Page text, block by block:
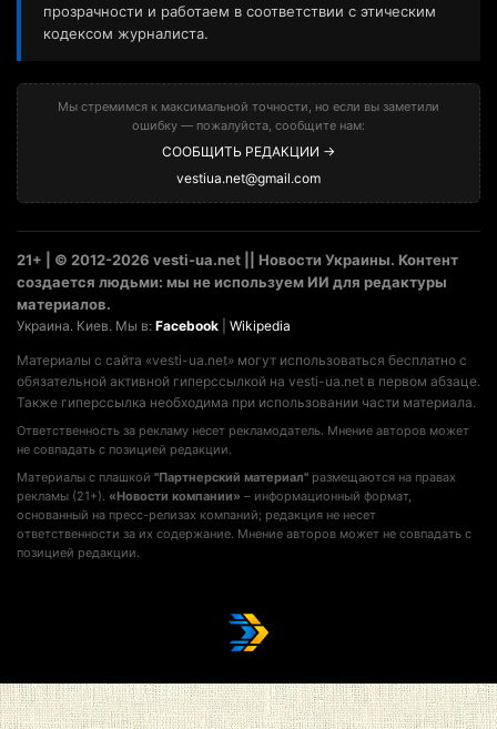
прозрачности и работаем в соответствии с этическим
кодексом журналиста.
Мы стремимся к максимальной точности, но если вы заметили
ошибку — пожалуйста, сообщите нам:
СООБЩИТЬ РЕДАКЦИИ →
vestiua.net@gmail.com
21+ | © 2012-2026 vesti-ua.net || Новости Украины. Контент
создается людьми: мы не используем ИИ для редактуры
материалов.
Украина. Киев. Мы в: Facebook Wikipedia
Материалы с сайта «vesti-ua.net» могут использоваться бесплатно с
обязательной активной гиперссылкой на vesti-ua.net в первом абзаце.
Также гиперссылка необходима при использовании части материала.
Ответственность за рекламу несет рекламодатель. Мнение авторов может
не совпадать с позицией редакции.
Материалы с плашкой "Партнерский материал" размещаются на правах
рекламы (21+). «Новости компании» – информационный формат,
основанный на пресс-релизах компаний; редакция не несет
ответственности за их содержание. Мнение авторов может не совпадать с
позицией редакции.